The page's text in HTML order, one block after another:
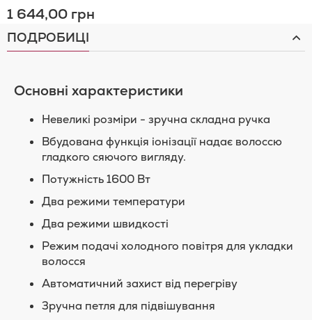
Списку
Бажань
порівняння
1 644,00 грн
ПОДРОБИЦІ
Основні характеристики
Невеликі розміри - зручна складна ручка
Вбудована функція іонізації надає волоссю
гладкого сяючого вигляду.
Потужність 1600 Вт
Два режими температури
Два режими швидкості
Режим подачі холодного повітря для укладки
волосся
Автоматичний захист від перегріву
Зручна петля для підвішування